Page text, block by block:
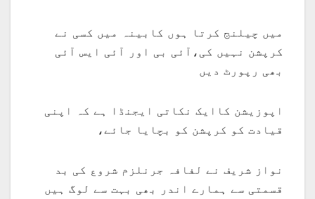
میں چیلنج کرتا ہوں کابینہ میں کسی نے
کرپشن نہیں کی،آئی بی اور آئی ایس آئی
بھی رپورٹ دیں
اپوزیشن کاایک نکاتی ایجنڈا ہے کہ اپنی
قیادت کو کرپشن کو بچایا جائے،
نواز شریف نے لفافہ جرنلزم شروع کی بد
قسمتی سے ہمارے اندر بھی بہت سے لوگ ہیں